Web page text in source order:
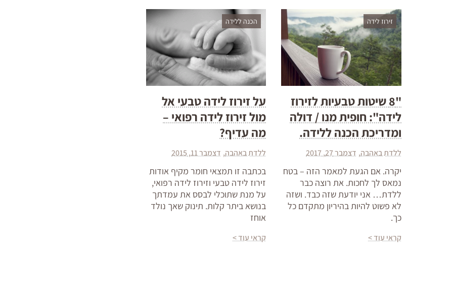
זירוז לידה
"8 שיטות טבעיות לזירוז
לידה": חופית מנו / דולה
ומדריכת הכנה ללידה.
ללדת באהבה דצמבר 27, 2017
יקרה. אם הגעת למאמר הזה – בטח
נמאס לך לחכות. את רוצה כבר
ללדת… אני יודעת שזה כבד. ושזה
לא פשוט להיות בהיריון מתקדם כל
כך.
קראי עוד >
הכנה ללידה
על זירוז לידה טבעי אל
מול זירוז לידה רפואי –
מה עדיף?
ללדת באהבה דצמבר 11, 2015
בכתבה זו תמצאי חומר מקיף אודות
זירוז לידה טבעי וזירוז לידה רפואי,
על מנת שתוכלי לבסס את עמדתך
בנושא ביתר קלות. תינוק שאך נולד
אוחז
קראי עוד >